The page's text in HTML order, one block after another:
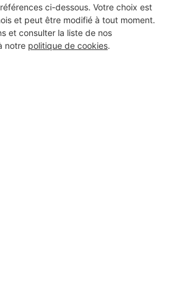
ci-dessous. Votre choix est
et peut être modifié à tout moment.
et consulter la liste de nos
notre politique de cookies.